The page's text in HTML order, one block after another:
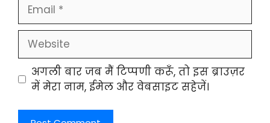
Website
अगली बार जब मैं टिप्पणी करूँ, तो इस ब्राउज़र
में मेरा नाम, ईमेल और वेबसाइट सहेजें।